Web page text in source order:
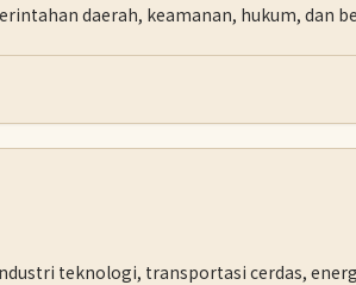
daerah, keamanan, hukum, dan
teknologi, transportasi cerdas,